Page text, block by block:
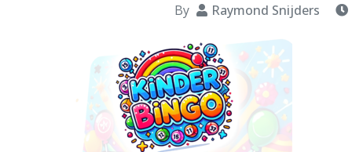
By Raymond Snijders